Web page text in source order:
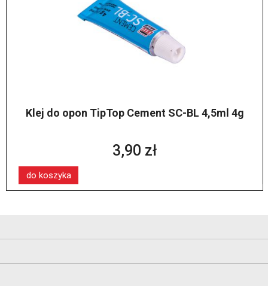
Klej do opon TipTop Cement SC-BL 4,5ml 4g
3,90 zł
do koszyka